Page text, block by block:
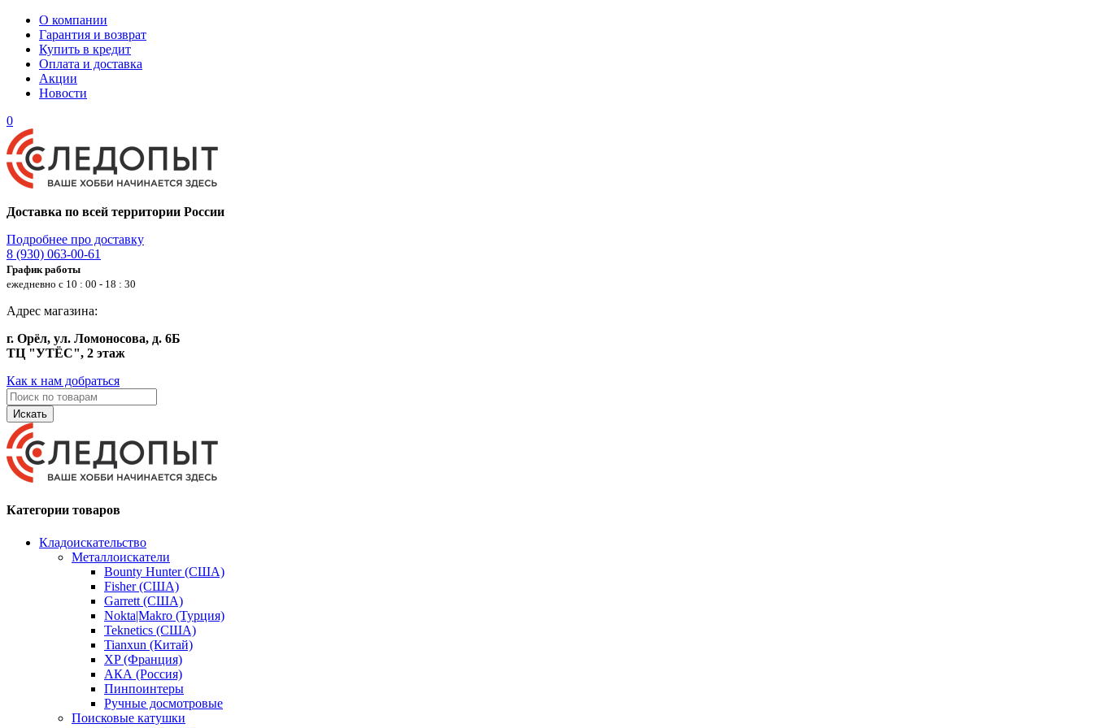
О компании
Гарантия и возврат
Купить в кредит
Оплата и доставка
Акции
Новости
0
Доставка по всей территории России
Подробнее про доставку
8 (930) 063-00-61
График работы
ежедневно с 10 : 00 - 18 : 30
Адрес магазина:
г. Орёл, ул. Ломоносова, д. 6Б
ТЦ "УТЁС", 2 этаж
Как к нам добраться
Искать
Категории товаров
Кладоискательство
Металлоискатели
Bounty Hunter (США)
Fisher (США)
Garrett (США)
Nokta|Makro (Турция)
Teknetics (США)
Tianxun (Китай)
XP (Франция)
АКА (Россия)
Пинпоинтеры
Ручные досмотровые
Поисковые катушки